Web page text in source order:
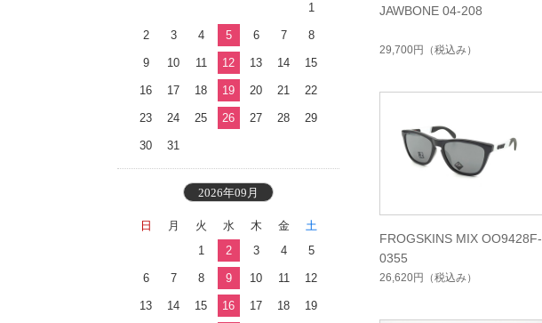
JAWBONE 04-208
29,700円 （税込み）
FROGSKINS MIX OO9428F-
0355
26,620円 （税込み）
1
2 3 4 5 6 7 8
9 10 11 12 13 14 15
16 17 18 19 20 21 22
23 24 25 26 27 28 29
30 31
2026年09月
日 月 火 水 木 金
土
1
2 3 4 5
6 7 8 9 10 11 12
13 14 15 16 17 18 19